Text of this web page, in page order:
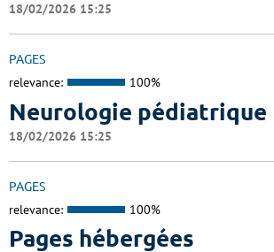
18/02/2026 15:25
PAGES
relevance: 100%
Neurologie pédiatrique
18/02/2026 15:25
PAGES
relevance: 100%
Pages hébergées